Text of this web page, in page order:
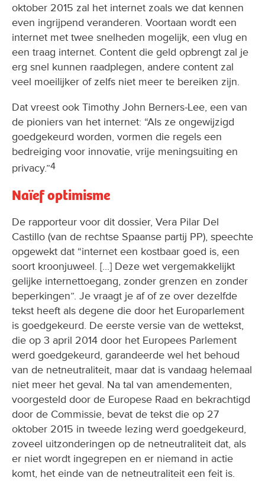
oktober 2015 zal het internet zoals we dat kennen
even ingrijpend veranderen. Voortaan wordt een
internet met twee snelheden mogelijk, een vlug en
een traag internet. Content die geld opbrengt zal je
erg snel kunnen raadplegen, andere content zal
veel moeilijker of zelfs niet meer te bereiken zijn.
Dat vreest ook Timothy John Berners-Lee, een van
de pioniers van het internet: “Als ze ongewijzigd
goedgekeurd worden, vormen die regels een
bedreiging voor innovatie, vrije meningsuiting en
privacy.”4
Naïef optimisme
De rapporteur voor dit dossier, Vera Pilar Del
Castillo (van de rechtse Spaanse partij PP), speechte
opgewekt dat “internet een kostbaar goed is, een
soort kroonjuweel. [...] Deze wet vergemakkelijkt
gelijke internettoegang, zonder grenzen en zonder
beperkingen”. Je vraagt je af of ze over dezelfde
tekst heeft als degene die door het Europarlement
is goedgekeurd. De eerste versie van de wettekst,
die op 3 april 2014 door het Europees Parlement
werd goedgekeurd, garandeerde wel het behoud
van de netneutraliteit, maar dat is vandaag helemaal
niet meer het geval. Na tal van amendementen,
voorgesteld door de Europese Raad en bekrachtigd
door de Commissie, bevat de tekst die op 27
oktober 2015 in tweede lezing werd goedgekeurd,
zoveel uitzonderingen op de netneutraliteit dat, als
er niet wordt ingegrepen en er niemand in actie
komt, het einde van de netneutraliteit een feit is.